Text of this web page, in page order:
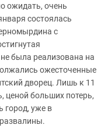
ожидать, очень
состоялась
с
была реализована на
ожесточенные
дворец. Лишь к 11
ценой больших потерь,
город, уже в